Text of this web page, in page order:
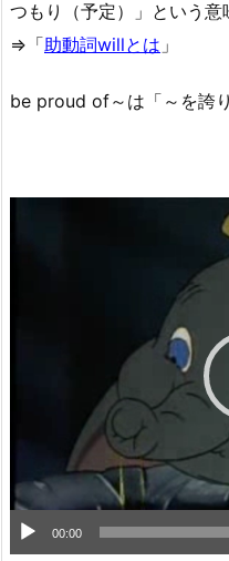
つもり（予定）」という意
⇒「助動詞willとは 」
be proud of～は「～を誇
00:00